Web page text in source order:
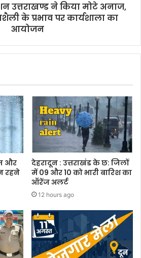
उत्तराखण्ड ने किया मोटे अनाज,
के प्रभाव पर कार्यशाला का
आयोजन
और
रहने
देहरादून : उत्तराखंड के छ: जिलों
में 09 और 10 को भारी बारिश का
ऑरेंज अलर्ट
12 hours ago